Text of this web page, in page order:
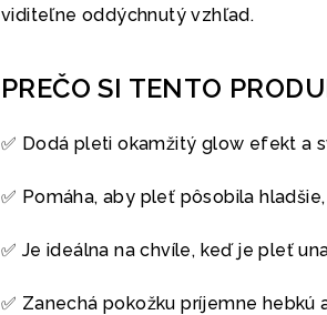
viditeľne oddýchnutý vzhľad.
PREČO SI TENTO
✅ Dodá pleti okamžitý glow efekt a
✅ Pomáha, aby pleť pôsobila
✅ Je ideálna na chvíle, keď je pleť
✅ Zanechá pokožku príjemne hebkú